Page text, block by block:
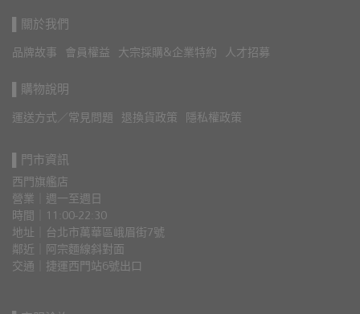
▌關於我們
品牌故事 會員權益 大宗採購&企業特約 人才招募
▌購物說明
運送方式／常見問題 退換貨政策 隱私權政策
▌門市資訊
西門旗艦店
營業｜週一至週日
時間｜11:00-22:30
地址｜台北市萬華區峨眉街7號
鄰近｜阿宗麵線斜對面
交通｜捷運西門站6號出口